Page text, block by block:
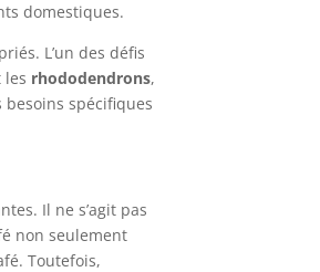
domestiques.
L’un des défis
les rhododendrons,
spécifiques
Il ne s’agit pas
non seulement
Toutefois,